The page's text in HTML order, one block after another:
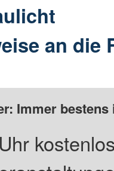
an die
Immer